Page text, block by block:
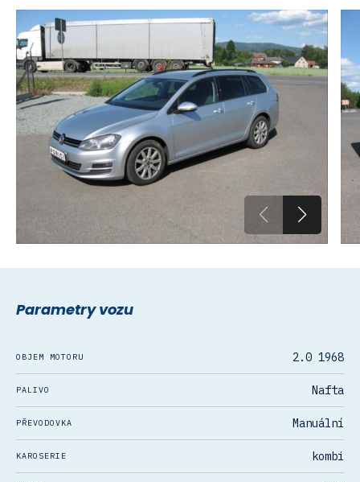
Parametry vozu
OBJEM MOTORU 2.0 1968
PALIVO Nafta
PŘEVODOVKA Manuální
KAROSERIE kombi